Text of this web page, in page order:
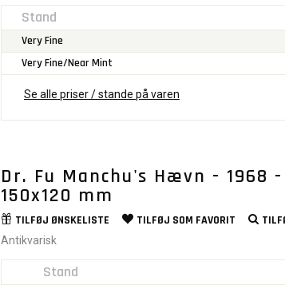
Stand
Very Fine
Very Fine/Near Mint
Se alle priser / stande på varen
Dr. Fu Manchu's Hævn - 1968
150x120 mm
TILFØJ ØNSKELISTE TILFØJ SOM FAVORIT
Antikvarisk
Stand